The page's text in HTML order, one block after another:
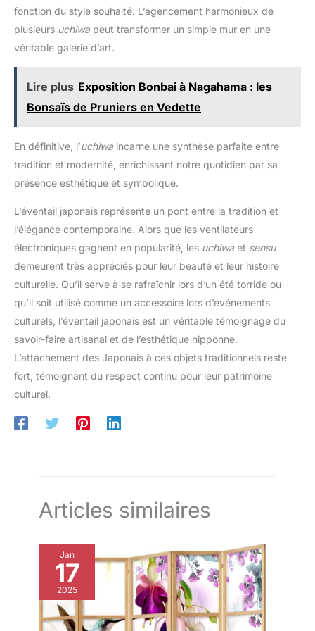
jardin zen. 💎[DÉCORATION CHIC & ZEN] Cette deco plante
artificielle et réaliste rendra votre maison aussi belle, avec une
touche de nature dans votre intérieur. Son pot noir apportera la
pour décorer différentes pièces de votre maison, déco
touche élégante, sophistiquée et une ambiance zen à votre
intérieur de maison ainsi que en tant que plante artificielle
exterieur dans votre jardin. 🕑[DURÉE DE VIE] Des plantes
artificielles aussi vraies que nature qui restent fraîches à
matériaux de qualité. ✏️[DÉSIGNÉ ET ASSEMBLÉ EN FRANCE]
Nous sommes convaincues en notre qualité c'est pourquoi si
vous n'êtes pas entièrement satisfait ? Aucun problème. Nous
vous rembourserons toute la valeur de la marchandise.
fonction du style souhaité. L’agencement harmonieux de
plusieurs uchiwa peut transformer un simple mur en une
véritable galerie d’art.
Lire plus Exposition Bonbai à Nagahama : les
Bonsaïs de Pruniers en Vedette
En définitive, l’uchiwa incarne une synthèse parfaite entre
tradition et modernité, enrichissant notre quotidien par sa
présence esthétique et symbolique.
L’éventail japonais représente un pont entre la tradition et
l’élégance contemporaine. Alors que les ventilateurs
électroniques gagnent en popularité, les uchiwa et sensu
demeurent très appréciés pour leur beauté et leur histoire
culturelle. Qu’il serve à se rafraîchir lors d’un été torride ou
qu’il soit utilisé comme un accessoire lors d’événements
culturels, l’éventail japonais est un véritable témoignage du
savoir-faire artisanal et de l’esthétique nipponne.
L’attachement des Japonais à ces objets traditionnels reste
fort, témoignant du respect continu pour leur patrimoine
culturel.
Articles similaires
Jan
17
2025